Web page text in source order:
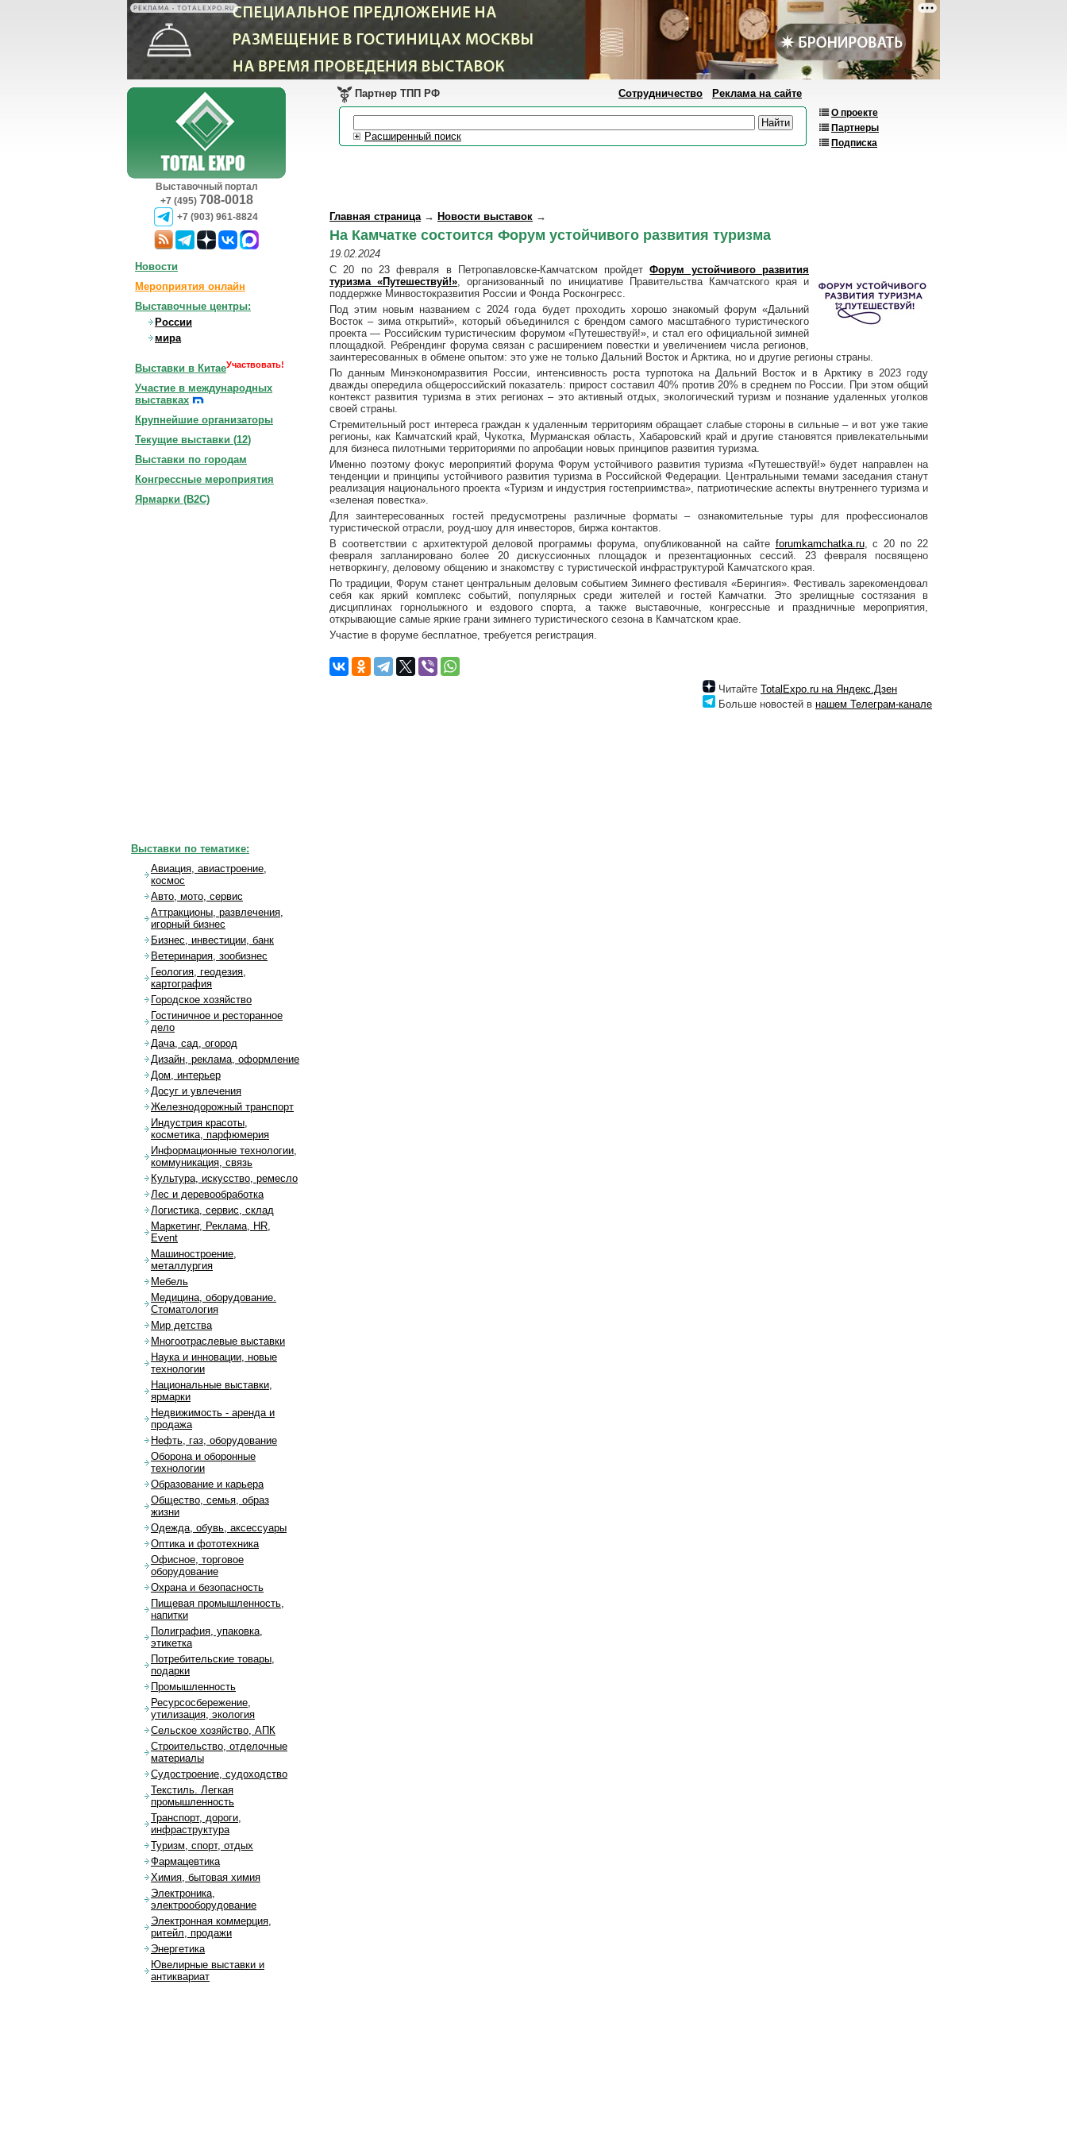
РЕКЛАМА • TOTALEXPO.RU
Выставочный портал
+7 (495) 708-0018
+7 (903) 961-8824
О проекте
Партнеры
Подписка
Партнер ТПП РФ Сотрудничество Реклама на сайте
Расширенный поиск
Главная страница→ Новости выставок →
На Камчатке состоится Форум устойчивого развития туризма
19.02.2024
С 20 по 23 февраля в Петропавловске-Камчатском пройдетФорум устойчивого развития
туризма «Путешествуй!», организованный по инициативе Правительства Камчатского края и
поддержке Минвостокразвития России и Фонда Росконгресс.
Под этим новым названием с 2024 года будет проходить хорошо знакомый форум «Дальний
Восток – зима открытий», который объединился с брендом самого масштабного туристического
проекта — Российским туристическим форумом «Путешествуй!», и стал его официальной зимней
площадкой. Ребрендинг форума связан с расширением повестки и увеличением числа регионов,
заинтересованных в обмене опытом: это уже не только Дальний Восток и Арктика, но и другие регионы страны.
По данным Минэкономразвития России, интенсивность роста турпотока на Дальний Восток и в Арктику в 2023 году
дважды опередила общероссийский показатель: прирост составил 40% против 20% в среднем по России. При этом общий
контекст развития туризма в этих регионах – это активный отдых, экологический туризм и познание удаленных уголков
своей страны.
Стремительный рост интереса граждан к удаленным территориям обращает слабые стороны в сильные – и вот уже такие
регионы, как Камчатский край, Чукотка, Мурманская область, Хабаровский край и другие становятся привлекательными
для бизнеса пилотными территориями по апробации новых принципов развития туризма.
Именно поэтому фокус мероприятий форума Форум устойчивого развития туризма «Путешествуй!» будет направлен на
тенденции и принципы устойчивого развития туризма в Российской Федерации. Центральными темами заседания станут
реализация национального проекта «Туризм и индустрия гостеприимства», патриотические аспекты внутреннего туризма и
«зеленая повестка».
Для заинтересованных гостей предусмотрены различные форматы – ознакомительные туры для профессионалов
туристической отрасли, роуд-шоу для инвесторов, биржа контактов.
В соответствии с архитектурой деловой программы форума, опубликованной на сайте forumkamchatka.ru, с 20 по 22
февраля запланировано более 20 дискуссионных площадок и презентационных сессий. 23 февраля посвящено
нетворкингу, деловому общению и знакомству с туристической инфраструктурой Камчатского края.
По традиции, Форум станет центральным деловым событием Зимнего фестиваля «Берингия». Фестиваль зарекомендовал
себя как яркий комплекс событий, популярных среди жителей и гостей Камчатки. Это зрелищные состязания в
дисциплинах горнолыжного и ездового спорта, а также выставочные, конгрессные и праздничные мероприятия,
открывающие самые яркие грани зимнего туристического сезона в Камчатском крае.
Участие в форуме бесплатное, требуется регистрация.
Читайте TotalExpo.ru на Яндекс.Дзен
Больше новостей в нашем Телеграм-канале
Новости
Мероприятия онлайн
Выставочные центры:
России
мира
Выставки в КитаеУчаствовать!
Участие в международных
выставках
Крупнейшие организаторы
Текущие выставки (12)
Выставки по городам
Конгрессные мероприятия
Ярмарки (B2C)
Выставки по тематике:
Авиация, авиастроение,
космос
Авто, мото, сервис
Аттракционы, развлечения,
игорный бизнес
Бизнес, инвестиции, банк
Ветеринария, зообизнес
Геология, геодезия,
картография
Городское хозяйство
Гостиничное и ресторанное
дело
Дача, сад, огород
Дизайн, реклама, оформление
Дом, интерьер
Досуг и увлечения
Железнодорожный транспорт
Индустрия красоты,
косметика, парфюмерия
Информационные технологии,
коммуникация, связь
Культура, искусство, ремесло
Лес и деревообработка
Логистика, сервис, склад
Маркетинг, Реклама, HR,
Event
Машиностроение,
металлургия
Мебель
Медицина, оборудование.
Стоматология
Мир детства
Многоотраслевые выставки
Наука и инновации, новые
технологии
Национальные выставки,
ярмарки
Недвижимость - аренда и
продажа
Нефть, газ, оборудование
Оборона и оборонные
технологии
Образование и карьера
Общество, семья, образ
жизни
Одежда, обувь, аксессуары
Оптика и фототехника
Офисное, торговое
оборудование
Охрана и безопасность
Пищевая промышленность,
напитки
Полиграфия, упаковка,
этикетка
Потребительские товары,
подарки
Промышленность
Ресурсосбережение,
утилизация, экология
Сельское хозяйство, АПК
Строительство, отделочные
материалы
Судостроение, судоходство
Текстиль. Легкая
промышленность
Транспорт, дороги,
инфраструктура
Туризм, спорт, отдых
Фармацевтика
Химия, бытовая химия
Электроника,
электрооборудование
Электронная коммерция,
ритейл, продажи
Энергетика
Ювелирные выставки и
антиквариат